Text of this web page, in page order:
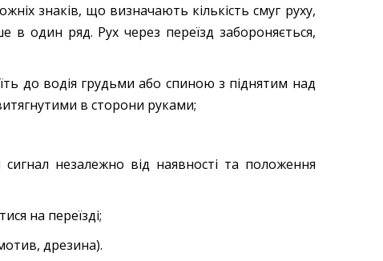
знаків, що визначають кількість смуг руху,
в один ряд. Рух через переїзд забороняється,
до водія грудьми або спиною з піднятим над
в сторони руками;
незалежно від наявності та положення
на переїзді;
дрезина).